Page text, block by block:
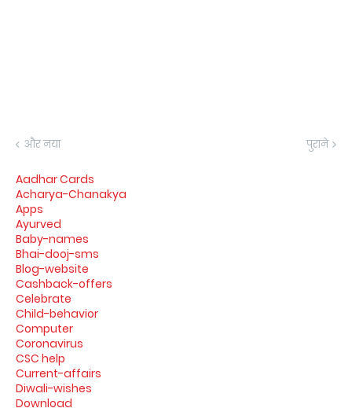
और नया पुराने
Aadhar Cards
Acharya-Chanakya
Apps
Ayurved
Baby-names
Bhai-dooj-sms
Blog-website
Cashback-offers
Celebrate
Child-behavior
Computer
Coronavirus
CSC help
Current-affairs
Diwali-wishes
Download